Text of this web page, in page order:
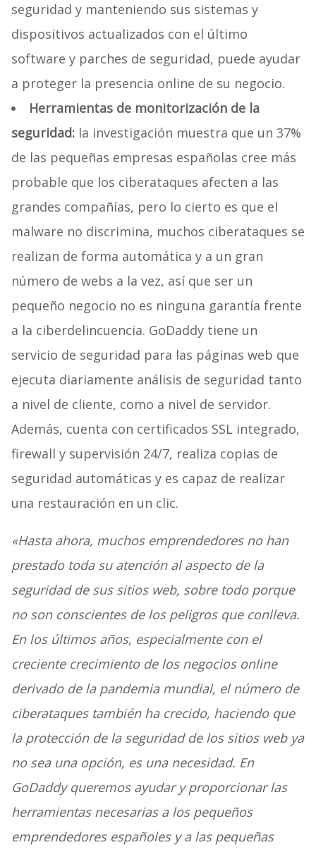
seguridad y manteniendo sus sistemas y
dispositivos actualizados con el último
software y parches de seguridad, puede ayudar
a proteger la presencia online de su negocio.
Herramientas de monitorización de la
seguridad:la investigación muestra que un 37%
de las pequeñas empresas españolas cree más
probable que los ciberataques afecten a las
grandes compañías, pero lo cierto es que el
malware no discrimina, muchos ciberataques se
realizan de forma automática y a un gran
número de webs a la vez, así que ser un
pequeño negocio no es ninguna garantía frente
a la ciberdelincuencia. GoDaddy tiene un
servicio de seguridad para las páginas web que
ejecuta diariamente análisis de seguridad tanto
a nivel de cliente, como a nivel de servidor.
Además, cuenta con certificados SSL integrado,
firewall y supervisión 24/7, realiza copias de
seguridad automáticas y es capaz de realizar
una restauración en un clic.
«Hasta ahora, muchos emprendedores no han
prestado toda su atención al aspecto de la
seguridad de sus sitios web, sobre todo porque
no son conscientes de los peligros que conlleva.
En los últimos años, especialmente con el
creciente crecimiento de los negocios online
derivado de la pandemia mundial, el número de
ciberataques también ha crecido, haciendo que
la protección de la seguridad de los sitios web ya
no sea una opción, es una necesidad. En
GoDaddy queremos ayudar y proporcionar las
herramientas necesarias a los pequeños
emprendedores españoles y a las pequeñas